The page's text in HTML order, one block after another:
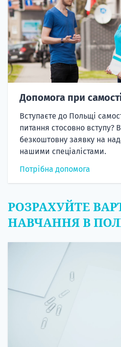
Допомога при
Вступаєте до Польщі
питання стосовно вступу?
безкоштовну заявку на
нашими спеціалістами.
Потрібна допомога
РОЗРАХУЙТЕ
НАВЧАННЯ В